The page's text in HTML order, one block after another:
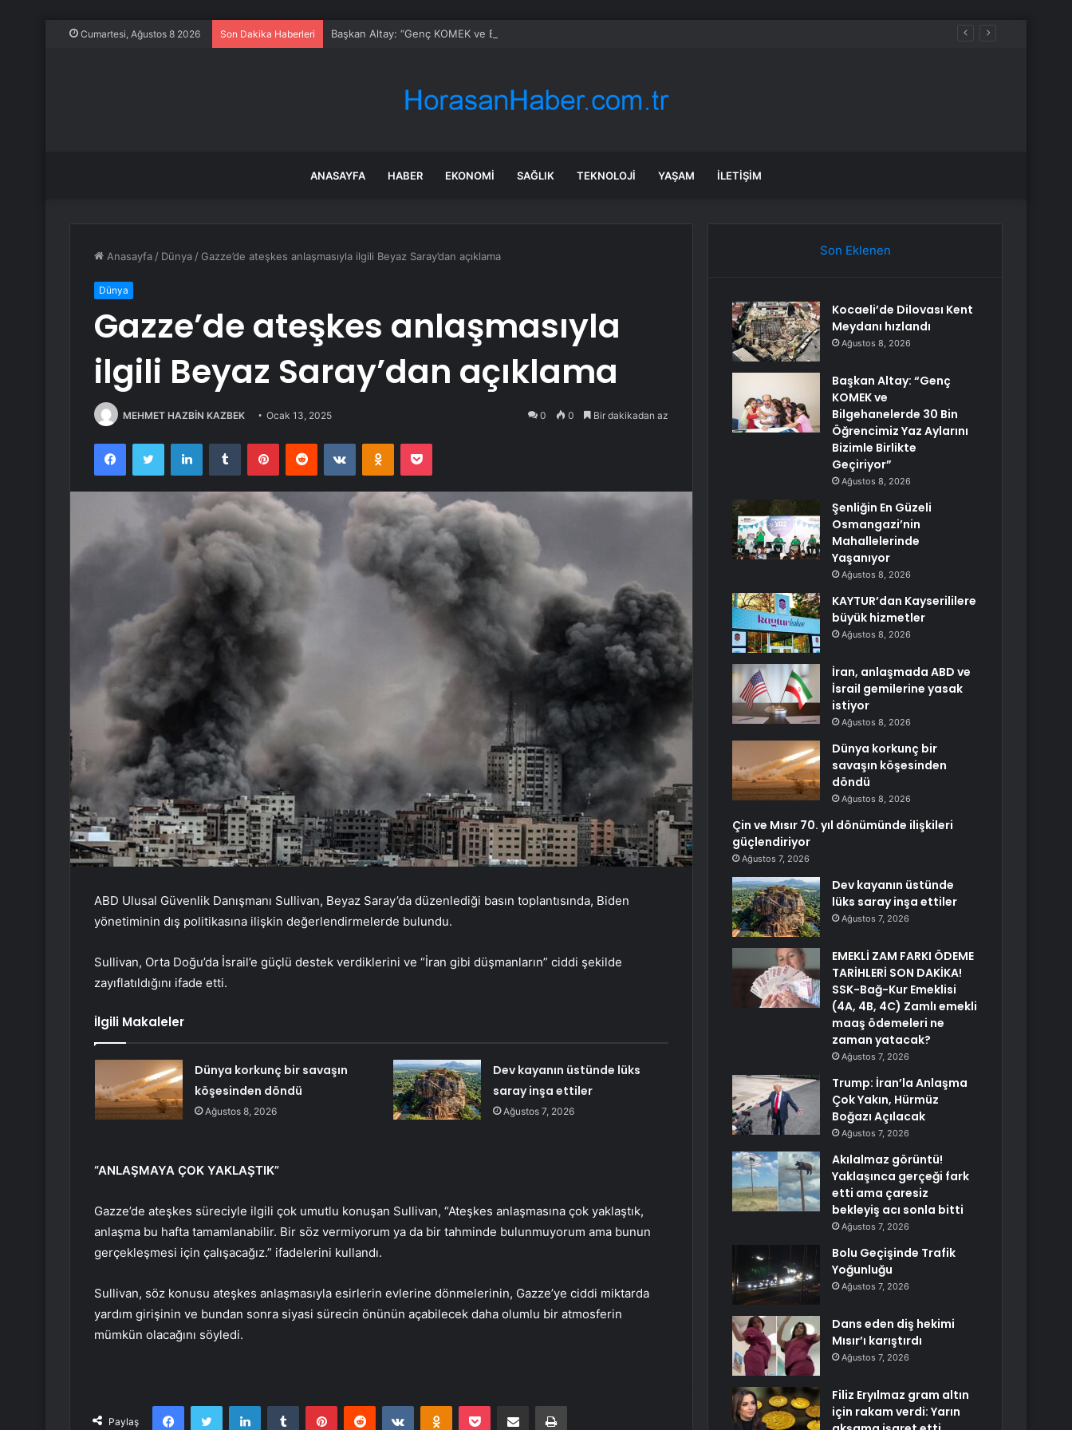
Cumartesi, Ağustos 8 2026 Son Dakika Haberleri Başkan Altay: “Genç KOMEK ve Bilgehanelerde 30 Bin Öğrencimiz Yaz Aylarını Bizimle Birlikte Geçiriyor”
ANASAYFA HABER EKONOMI SAĞLIK TEKNOLOJI YAŞAM İLETIŞIM
Anasayfa / Dünya / Gazze’de ateşkes anlaşmasıyla ilgili Beyaz Saray’dan açıklama
Dünya
Gazze’de ateşkes anlaşmasıyla
ilgili Beyaz Saray’dan açıklama
MEHMET HAZBİN KAZBEK Ocak 13, 2025 0 0 Bir dakikadan az
FacebookTwitter LinkedInTumblr PinterestReddit VKontakteOdnoklassniki
Pocket
ABD Ulusal Güvenlik Danışmanı Sullivan, Beyaz Saray’da düzenlediği basın toplantısında, Biden
yönetiminin dış politikasına ilişkin değerlendirmelerde bulundu.
Sullivan, Orta Doğu’da İsrail’e güçlü destek verdiklerini ve “İran gibi düşmanların” ciddi şekilde
zayıflatıldığını ifade etti.
İlgili Makaleler
Dünya korkunç bir savaşın
köşesinden döndü
Ağustos 8, 2026
Dev kayanın üstünde lüks
saray inşa ettiler
Ağustos 7, 2026
“ANLAŞMAYA ÇOK YAKLAŞTIK”
Gazze’de ateşkes süreciyle ilgili çok umutlu konuşan Sullivan, “Ateşkes anlaşmasına çok yaklaştık,
anlaşma bu hafta tamamlanabilir. Bir söz vermiyorum ya da bir tahminde bulunmuyorum ama bunun
gerçekleşmesi için çalışacağız.” ifadelerini kullandı.
Sullivan, söz konusu ateşkes anlaşmasıyla esirlerin evlerine dönmelerinin, Gazze’ye ciddi miktarda
yardım girişinin ve bundan sonra siyasi sürecin önünün açabilecek daha olumlu bir atmosferin
mümkün olacağını söyledi.
Paylaş
FacebookTwitter LinkedInTumblr PinterestReddit VKontakteOdnoklassniki
Pocket E-Posta ile paylaş Yazdır
Son Eklenen
Kocaeli’de Dilovası Kent
Meydanı hızlandı
Ağustos 8, 2026
Başkan Altay: “Genç
KOMEK ve
Bilgehanelerde 30 Bin
Öğrencimiz Yaz Aylarını
Bizimle Birlikte
Geçiriyor”
Ağustos 8, 2026
Şenliğin En Güzeli
Osmangazi’nin
Mahallelerinde
Yaşanıyor
Ağustos 8, 2026
KAYTUR’dan Kayserililere
büyük hizmetler
Ağustos 8, 2026
İran, anlaşmada ABD ve
İsrail gemilerine yasak
istiyor
Ağustos 8, 2026
Dünya korkunç bir
savaşın köşesinden
döndü
Ağustos 8, 2026
Çin ve Mısır 70. yıl dönümünde ilişkileri
güçlendiriyor
Ağustos 7, 2026
Dev kayanın üstünde
lüks saray inşa ettiler
Ağustos 7, 2026
EMEKLİ ZAM FARKI ÖDEME
TARİHLERİ SON DAKİKA!
SSK-Bağ-Kur Emeklisi
(4A, 4B, 4C) Zamlı emekli
maaş ödemeleri ne
zaman yatacak?
Ağustos 7, 2026
Trump: İran’la Anlaşma
Çok Yakın, Hürmüz
Boğazı Açılacak
Ağustos 7, 2026
Akılalmaz görüntü!
Yaklaşınca gerçeği fark
etti ama çaresiz
bekleyiş acı sonla bitti
Ağustos 7, 2026
Bolu Geçişinde Trafik
Yoğunluğu
Ağustos 7, 2026
Dans eden diş hekimi
Mısır’ı karıştırdı
Ağustos 7, 2026
Filiz Eryılmaz gram altın
için rakam verdi: Yarın